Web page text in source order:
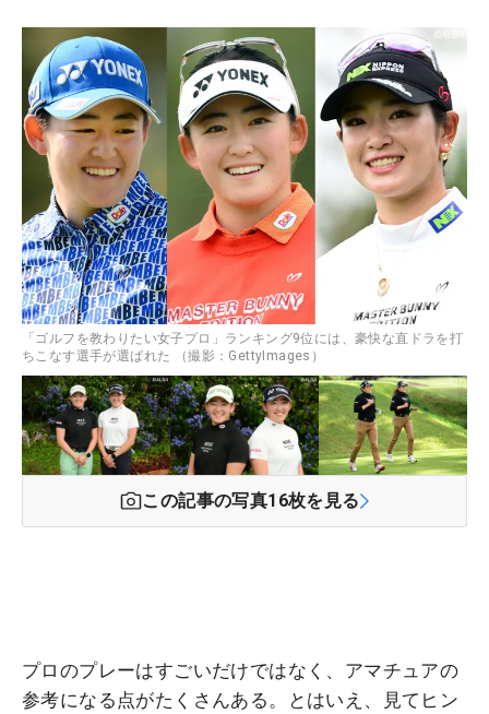
「ゴルフを教わりたい女子プロ」ランキング9位には、豪快な直ドラを打
ちこなす選手が選ばれた （撮影：GettyImages）
この記事の写真16枚を見る
プロのプレーはすごいだけではなく、アマチュアの
参考になる点がたくさんある。とはいえ、見てヒン